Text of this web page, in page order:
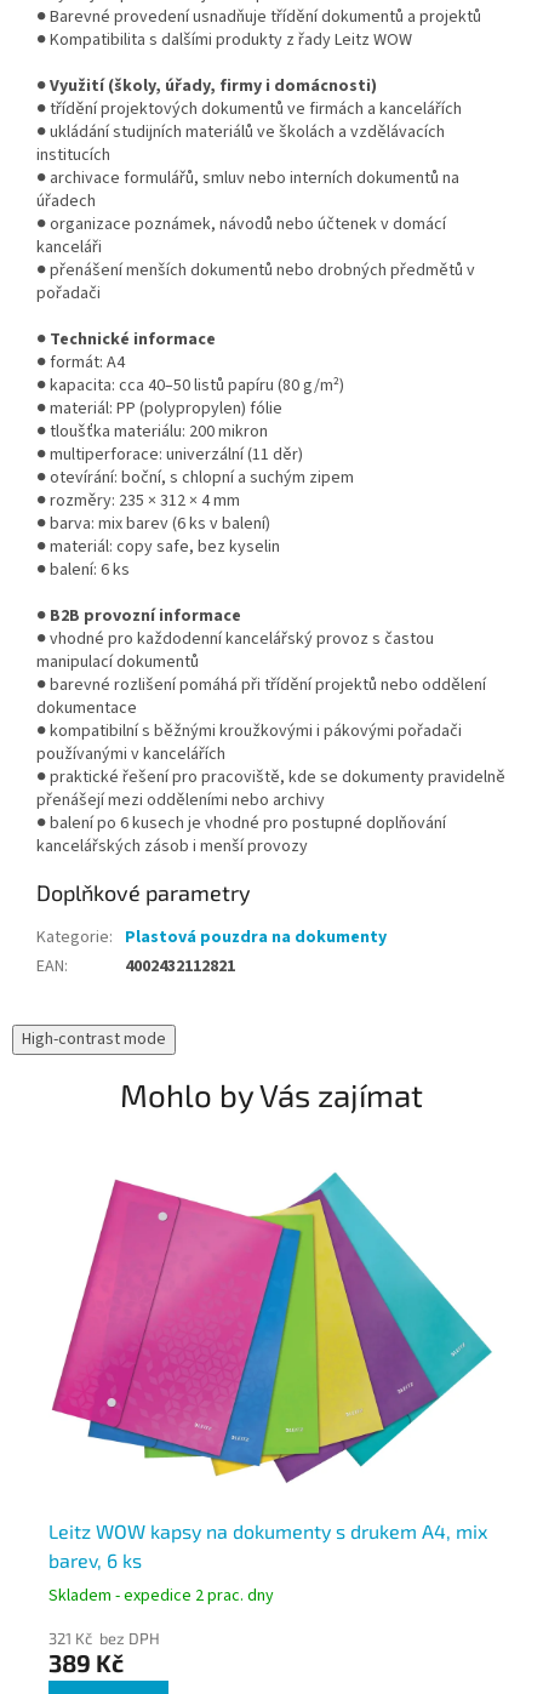
● Barevné provedení usnadňuje třídění dokumentů a projektů
● Kompatibilita s dalšími produkty z řady Leitz WOW
●Využití (školy, úřady, firmy i domácnosti)
● třídění projektových dokumentů ve firmách a kancelářích
● ukládání studijních materiálů ve školách a vzdělávacích
institucích
● archivace formulářů, smluv nebo interních dokumentů na
úřadech
● organizace poznámek, návodů nebo účtenek v domácí
kanceláři
● přenášení menších dokumentů nebo drobných předmětů v
pořadači
● Technické informace
● formát: A4
● kapacita: cca 40–50 listů papíru (80 g/m²)
● materiál: PP (polypropylen) fólie
● tloušťka materiálu: 200 mikron
● multiperforace: univerzální (11 děr)
● otevírání: boční, s chlopní a suchým zipem
● rozměry: 235 × 312 × 4 mm
● barva: mix barev (6 ks v balení)
● materiál: copy safe, bez kyselin
● balení: 6 ks
● B2B provozní informace
● vhodné pro každodenní kancelářský provoz s častou
manipulací dokumentů
● barevné rozlišení pomáhá při třídění projektů nebo oddělení
dokumentace
● kompatibilní s běžnými kroužkovými i pákovými pořadači
používanými v kancelářích
● praktické řešení pro pracoviště, kde se dokumenty pravidelně
přenášejí mezi odděleními nebo archivy
● balení po 6 kusech je vhodné pro postupné doplňování
kancelářských zásob i menší provozy
Doplňkové parametry
Kategorie: Plastová pouzdra na dokumenty
EAN: 4002432112821
High-contrast mode
Mohlo by Vás zajímat
Leitz WOW kapsy na dokumenty s drukem A4, mix
barev, 6 ks
Skladem - expedice 2 prac. dny
321 Kč bez DPH
389 Kč